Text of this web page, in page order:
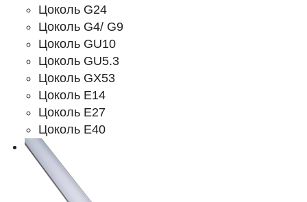
Цоколь G24
Цоколь G4/ G9
Цоколь GU10
Цоколь GU5.3
Цоколь GX53
Цоколь Е14
Цоколь Е27
Цоколь Е40